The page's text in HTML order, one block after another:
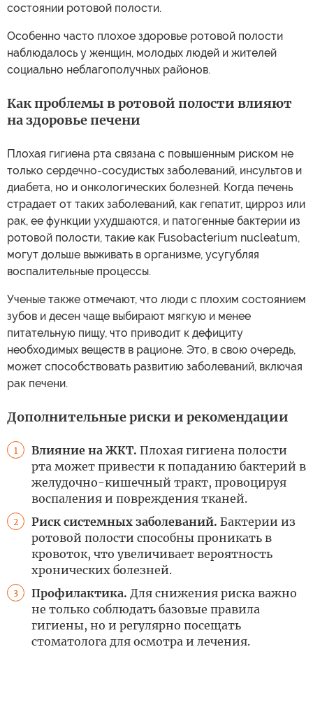
состоянии ротовой полости.
Особенно часто плохое здоровье ротовой полости
наблюдалось у женщин, молодых людей и жителей
социально неблагополучных районов.
Как проблемы в ротовой полости влияют
на здоровье печени
Плохая гигиена рта связана с повышенным риском не
только сердечно-сосудистых заболеваний, инсультов и
диабета, но и онкологических болезней. Когда печень
страдает от таких заболеваний, как гепатит, цирроз или
рак, ее функции ухудшаются, и патогенные бактерии из
ротовой полости, такие как Fusobacterium nucleatum,
могут дольше выживать в организме, усугубляя
воспалительные процессы.
Ученые также отмечают, что люди с плохим состоянием
зубов и десен чаще выбирают мягкую и менее
питательную пищу, что приводит к дефициту
необходимых веществ в рационе. Это, в свою очередь,
может способствовать развитию заболеваний, включая
рак печени.
Дополнительные риски и рекомендации
1 Влияние на ЖКТ. Плохая гигиена полости
рта может привести к попаданию бактерий в
желудочно-кишечный тракт, провоцируя
воспаления и повреждения тканей.
2 Риск системных заболеваний. Бактерии из
ротовой полости способны проникать в
кровоток, что увеличивает вероятность
хронических болезней.
3 Профилактика. Для снижения риска важно
не только соблюдать базовые правила
гигиены, но и регулярно посещать
стоматолога для осмотра и лечения.